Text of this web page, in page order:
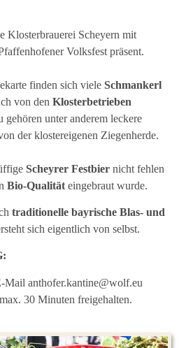
Klosterbrauerei Scheyern mit
Volksfest präsent.
finden sich viele Schmankerl
von den Klosterbetrieben
gehören unter anderem leckere
derklostereigenen Ziegenherde.
Scheyrer Festbier nicht fehlen
Bio-Qualität eingebraut wurde.
traditionelle bayrische Blas- und
sich eigentlich von selbst.
Mail anthofer.kantine@wolf.eu
30 Minuten freigehalten.